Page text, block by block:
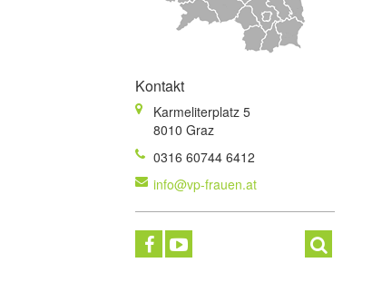
Kontakt
Karmeliterplatz 5
8010 Graz
0316 60744 6412
info@vp-frauen.at